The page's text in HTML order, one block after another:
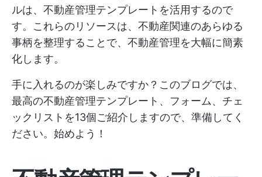
ルは、不動産管理テンプレートを活用するので
す。これらのリソースは、不動産関連のあらゆる
事柄を整理することで、不動産管理を大幅に簡素
化します。
手に入れるのが楽しみですか？このブログでは、
最高の不動産管理テンプレート、フォーム、チェ
ックリストを13個ご紹介しますので、準備してく
ださい。始めよう！